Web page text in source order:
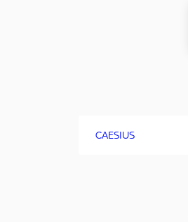
CAESIUS